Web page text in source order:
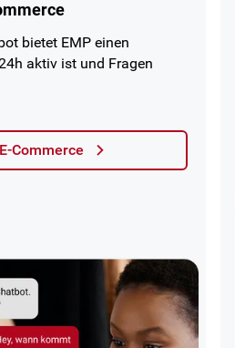
bietet EMP einen
aktiv ist und Fragen
Commerce